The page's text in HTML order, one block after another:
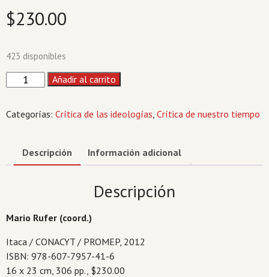
$230.00
423 disponibles
Nación
Procesos
identificación
y
en
contextos
poscoloniales
cantidad
Añadir al carrito
Categorías: Crítica de las ideologías, Crítica de nuestro tiempo
Descripción Información adicional
Descripción
Mario Rufer (coord.)
Itaca / CONACYT / PROMEP, 2012
ISBN: 978-607-7957-41-6
16 x 23 cm, 306 pp., $230.00